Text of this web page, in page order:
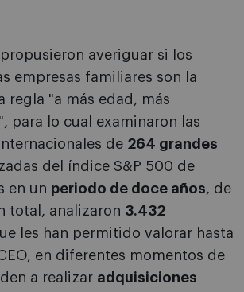
propusieron averiguar si los
empresas familiares son la
regla "a más edad, más
para lo cual examinaron las
de 264 grandes
del índice S&P 500 de
en un periodo de doce años, de
total, analizaron 3.432
les han permitido valorar hasta
en diferentes momentos de
a realizar adquisiciones